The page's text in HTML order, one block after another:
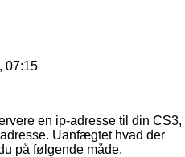
07:15
en ip-adresse til din CS3,
Uanfægtet hvad der
på følgende måde.